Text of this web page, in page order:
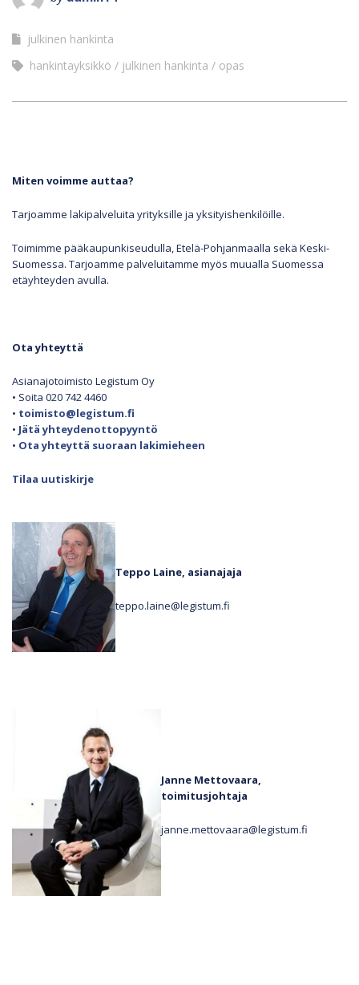
julkinen hankinta
hankintayksikkö
julkinen hankinta opas
Miten voimme auttaa?
Tarjoamme lakipalveluita yrityksille ja yksityishenkilöille.
Toimimme pääkaupunkiseudulla, Etelä-Pohjanmaalla sekä Keski-
Suomessa. Tarjoamme palveluitamme myös muualla Suomessa
etäyhteyden avulla.
Ota yhteyttä
Asianajotoimisto Legistum Oy
• Soita 020 742 4460
• toimisto@legistum.fi
• Jätä yhteydenottopyyntö
• Ota yhteyttä suoraan lakimieheen
Tilaa uutiskirje
Teppo Laine, asianajaja
teppo.laine@legistum.fi
Janne Mettovaara,
toimitusjohtaja
janne.mettovaara@legistum.fi